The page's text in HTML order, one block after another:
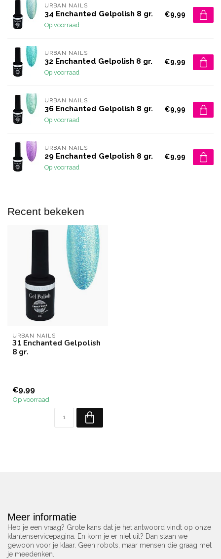
URBAN NAILS
34 Enchanted Gelpolish 8 gr.
Op voorraad
€9,99
URBAN NAILS
32 Enchanted Gelpolish 8 gr.
Op voorraad
€9,99
URBAN NAILS
36 Enchanted Gelpolish 8 gr.
Op voorraad
€9,99
URBAN NAILS
29 Enchanted Gelpolish 8 gr.
Op voorraad
€9,99
Recent bekeken
URBAN NAILS
31 Enchanted Gelpolish
8 gr.
€9,99
Op voorraad
Meer informatie
Heb je een vraag? Grote kans dat je het antwoord vindt op onze
klantenservicepagina. En kom je er niet uit? Dan staan we
gewoon voor je klaar. Geen robots, maar mensen die graag met
je meedenken.